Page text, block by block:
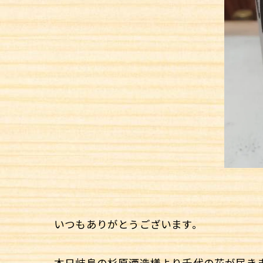
いつもありがとうございます。